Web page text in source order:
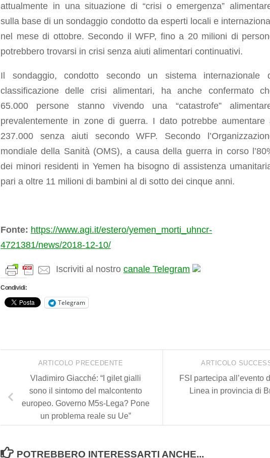
attualmente in una situazione di “crisi o emergenza”
sulla base di un sondaggio condotto da esperti locali e
nel mese di ottobre. Secondo il WFP, fino a 20 milioni di
potrebbero trovarsi in crisi senza aiuti alimentari continuativi.
Il sondaggio, condotto secondo un sistema internazionale
classificazione delle crisi alimentari, ha anche confermato
65.000 persone stanno vivendo una “catastrofe”
prevalentemente in zone di guerra. I dato potrebbe aumentare
237.000 senza aiuti secondo WFP. Secondo
mondiale della Sanità (OMS), a causa della guerra in corso
dei minori residenti in Yemen ha bisogno di assistenza
pari a oltre 11 milioni di bambini al di sotto dei cinque anni.
Fonte: https://www.agi.it/estero/yemen_morti_uhncr-
4721381/news/2018-12-10/
Iscriviti al nostro canale Telegram
Condividi:
Telegram
ARTICOLO
FSI partecipa all’evento
Linea in provincia di
ARTICOLO PRECEDENTE
Vladimiro Giacché: “I gilet gialli
sono il sintomo del malcontento
europeo. Governo M5s-Lega? Pone
un problema reale su Ue”
POTREBBERO INTERESSARTI ANCHE...